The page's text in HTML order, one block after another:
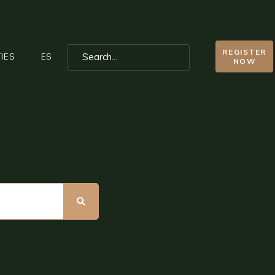
ES
REGISTER
NOW